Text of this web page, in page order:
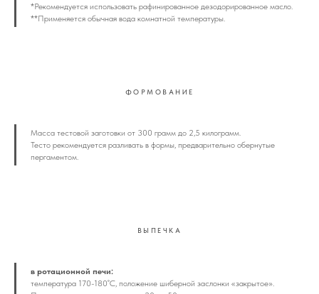
*Рекомендуется использовать рафинированное дезодорированное масло.
**Применяется обычная вода комнатной температуры.
ФОРМОВАНИЕ
Масса тестовой заготовки от 300 грамм до 2,5 килограмм.
Тесто рекомендуется разливать в формы, предварительно обернутые
пергаментом.
ВЫПЕЧКА
в ротационной печи:
температура 170-180˚С, положение шиберной заслонки «закрытое».